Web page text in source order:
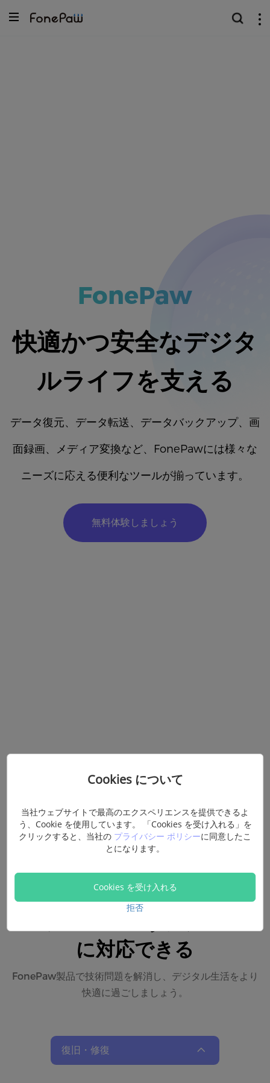
FonePaw
快適かつ安全なデジタ
ルライフを支える
データ復元、データ転送、データバックアップ、画
面録画、メディア変換など、FonePawには様々な
ニーズに応える便利なツールが揃っています。
無料体験しましょう
に対応できる
FonePaw製品で技術問題を解消し、デジタル生活をより
快適に過ごしましょう。
復旧・修復
Cookies について
当社ウェブサイトで最高のエクスペリエンスを提供できるよ
う、Cookie を使用しています。 「Cookies を受け入れる」を
クリックすると、当社の プライバシー ポリシーに同意したこ
とになります。
Cookies を受け入れる
拒否